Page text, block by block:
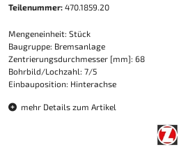
Teilenummer: 470.1859.20
Mengeneinheit: Stück
Baugruppe: Bremsanlage
Zentrierungsdurchmesser [mm]: 68
Bohrbild/Lochzahl: 7/5
Einbauposition: Hinterachse
mehr Details zum Artikel